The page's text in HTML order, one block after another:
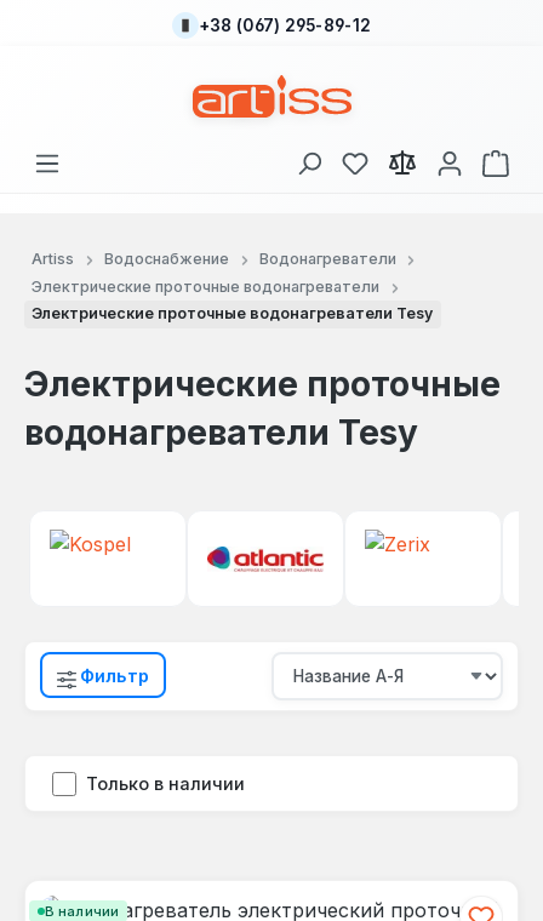
Перейти к основному содержанию
+38 (067) 295-89-12
У вас есть товары
В
Artiss Водоснабжение
Водонагреватели
Электрические проточные водонагреватели
Электрические проточные водонагреватели Tesy
Электрические проточные
водонагреватели Tesy
Фильтр
Только в наличии
В наличии